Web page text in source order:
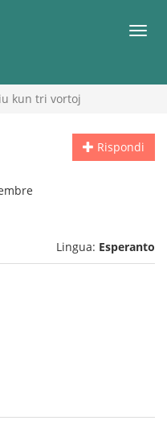
kun tri vortoj
Rispondi
Lingua: Esperanto